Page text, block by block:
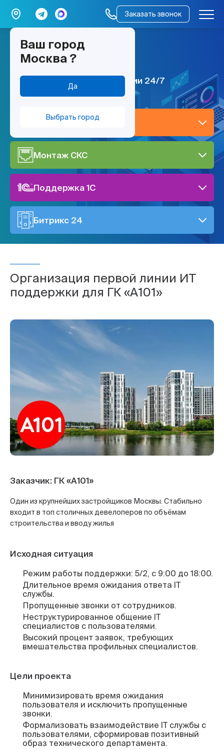
Ваш город
Москва ?
Да
Выбрать город
Заказать звонок
мы работаем –
всё работает
ИТ поддержка по всей России 24/7
IT-поддержка
Монтаж СКС
Поддержка 1C
Битрикс 24
Организация первой линии ИТ
поддержки для ГК «А101»
Заказчик: ГК «А101»
Один из крупнейших застройщиков Москвы. Стабильно
входит в топ столичных девелоперов по объёмам
строительства и вводу жилья
Исходная ситуация
Режим работы поддержки: 5/2, с 9:00 до 18:00.
Длительное время ожидания ответа IT
службы.
Пропущенные звонки от сотрудников.
Неструктурированное общение IT
специалистов с пользователями.
Высокий процент заявок, требующих
вмешательства профильных специалистов.
Цели проекта
Минимизировать время ожидания
пользователя и исключить пропущенные
звонки.
Формализовать взаимодействие IT службы с
пользователями, сформировав позитивный
образ технического департамента.